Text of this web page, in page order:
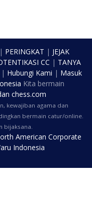
PERINGKAT | JEJAK
CC | TANYA
Hubungi Kami | Masuk
Kita bermain
chess.com
kewajiban agama dan
bermain catur/online.
bijaksana.
American Corporate
Indonesia